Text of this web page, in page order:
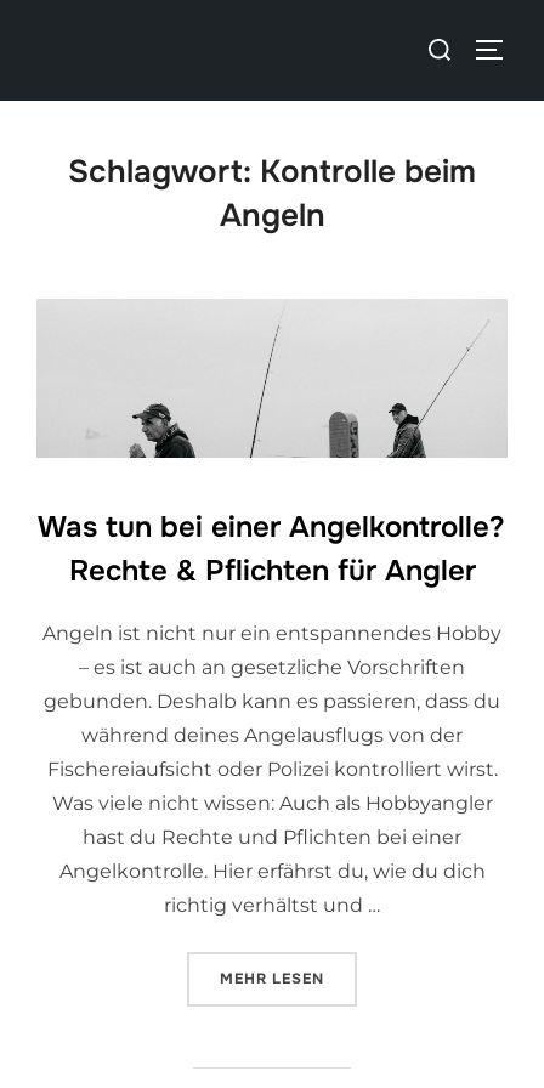
Schlagwort: Kontrolle beim
Angeln
Was tun bei einer Angelkontrolle?
Rechte & Pflichten für Angler
Angeln ist nicht nur ein entspannendes Hobby
– es ist auch an gesetzliche Vorschriften
gebunden. Deshalb kann es passieren, dass du
während deines Angelausflugs von der
Fischereiaufsicht oder Polizei kontrolliert wirst.
Was viele nicht wissen: Auch als Hobbyangler
hast du Rechte und Pflichten bei einer
Angelkontrolle. Hier erfährst du, wie du dich
richtig verhältst und …
MEHR LESEN